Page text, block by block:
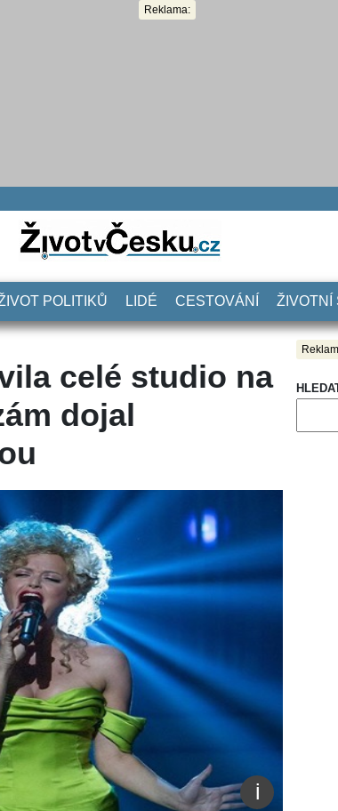
Reklama:
POLITIKŮ LIDÉ CESTOVÁNÍ ŽIVOTNÍ
celé studio na
dojal